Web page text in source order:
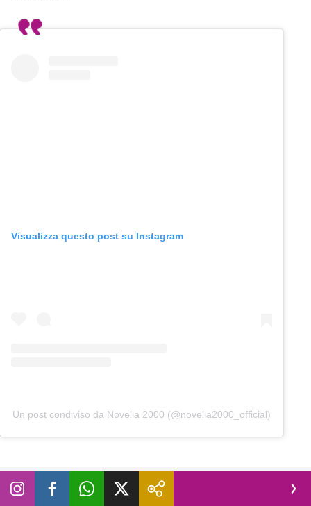
Visualizza questo post su Instagram
Un post condiviso da Novella 2000 (@novella2000_official)